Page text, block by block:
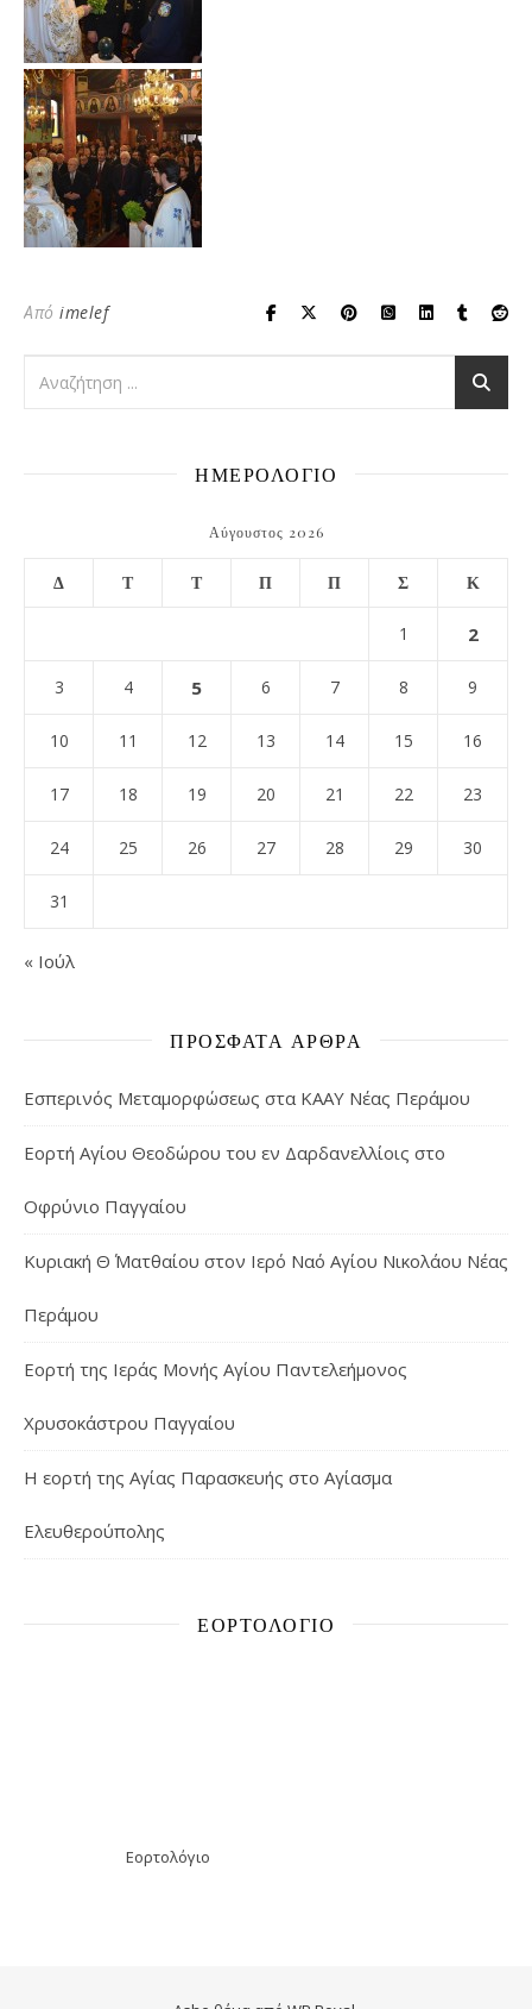
Από imelef
ΗΜΕΡΟΛΟΓΙΟ
Αύγουστος 2026
Δ Τ Τ Π Π Σ Κ
1 2
3 4 5 6 7 8 9
10 11 12 13 14 15 16
17 18 19 20 21 22 23
24 25 26 27 28 29 30
31
« Ιούλ
ΠΡΌΣΦΑΤΑ ΆΡΘΡΑ
Εσπερινός Μεταμορφώσεως στα ΚΑΑΥ Νέας Περάμου
Εορτή Αγίου Θεοδώρου του εν Δαρδανελλίοις στο
Οφρύνιο Παγγαίου
Κυριακή Θ΄ Ματθαίου στον Ιερό Ναό Αγίου Νικολάου Νέας
Περάμου
Εορτή της Ιεράς Μονής Αγίου Παντελεήμονος
Χρυσοκάστρου Παγγαίου
Η εορτή της Αγίας Παρασκευής στο Αγίασμα
Ελευθερούπολης
ΕΟΡΤΟΛΌΓΙΟ
Εορτολόγιο